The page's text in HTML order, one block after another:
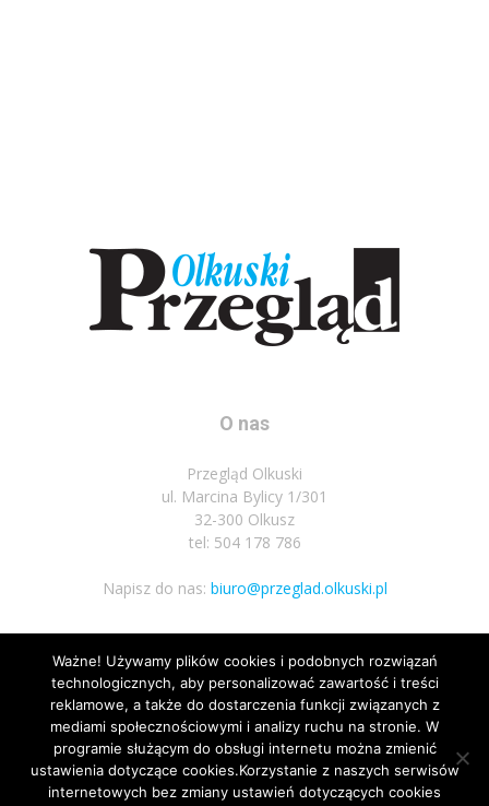
O nas
Przegląd Olkuski
ul. Marcina Bylicy 1/301
32-300 Olkusz
tel: 504 178 786
Napisz do nas: biuro@przeglad.olkuski.pl
Podążaj za nami
Ważne! Używamy plików cookies i podobnych rozwiązań
technologicznych, aby personalizować zawartość i treści
reklamowe, a także do dostarczenia funkcji związanych z
mediami społecznościowymi i analizy ruchu na stronie. W
programie służącym do obsługi internetu można zmienić
ustawienia dotyczące cookies.Korzystanie z naszych serwisów
internetowych bez zmiany ustawień dotyczących cookies